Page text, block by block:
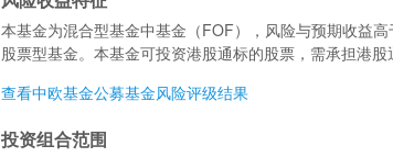
本基金为混合型基金中基金（FOF），风险与预期收益
股票型基金。本基金可投资港股通标的股票，需承担港
查看中欧基金公募基金风险评级结果
投资组合范围